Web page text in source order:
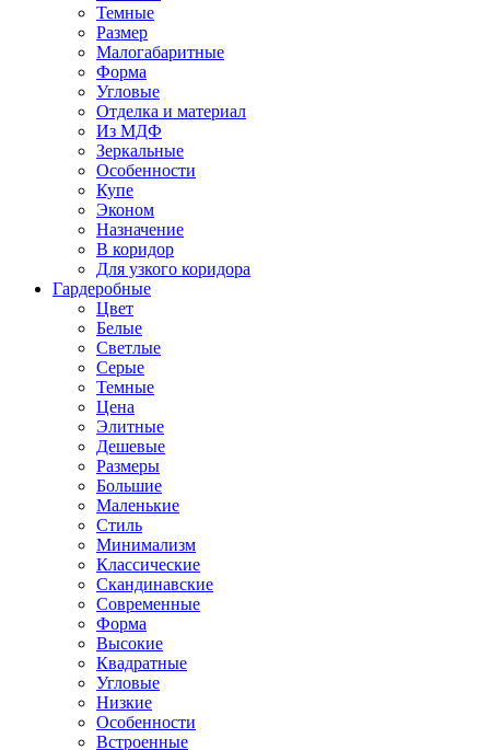
Темные
Размер
Малогабаритные
Форма
Угловые
Отделка и материал
Из МДФ
Зеркальные
Особенности
Купе
Эконом
Назначение
В коридор
Для узкого коридора
Гардеробные
Цвет
Белые
Светлые
Серые
Темные
Цена
Элитные
Дешевые
Размеры
Большие
Маленькие
Стиль
Минимализм
Классические
Скандинавские
Современные
Форма
Высокие
Квадратные
Угловые
Низкие
Особенности
Встроенные